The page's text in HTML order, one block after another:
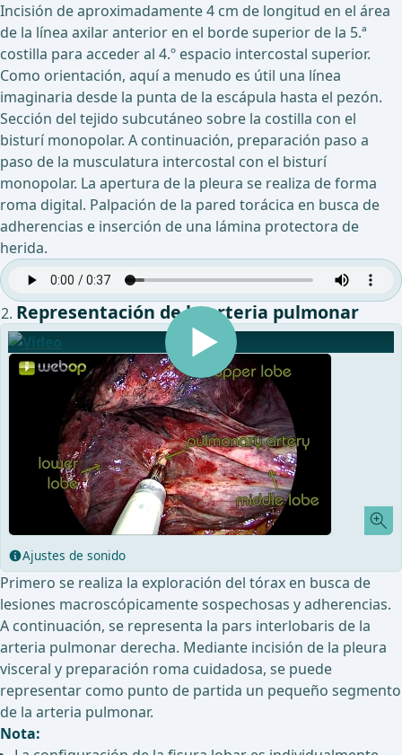
Incisión de aproximadamente 4 cm de longitud en el área
de la línea axilar anterior en el borde superior de la 5.ª
costilla para acceder al 4.º espacio intercostal superior.
Como orientación, aquí a menudo es útil una línea
imaginaria desde la punta de la escápula hasta el pezón.
Sección del tejido subcutáneo sobre la costilla con el
bisturí monopolar. A continuación, preparación paso a
paso de la musculatura intercostal con el bisturí
monopolar. La apertura de la pleura se realiza de forma
roma digital. Palpación de la pared torácica en busca de
adherencias e inserción de una lámina protectora de
herida.
Representación de la arteria pulmonar
Ajustes de sonido
Primero se realiza la exploración del tórax en busca de
lesiones macroscópicamente sospechosas y adherencias.
A continuación, se representa la pars interlobaris de la
arteria pulmonar derecha. Mediante incisión de la pleura
visceral y preparación roma cuidadosa, se puede
representar como punto de partida un pequeño segmento
de la arteria pulmonar.
Nota: